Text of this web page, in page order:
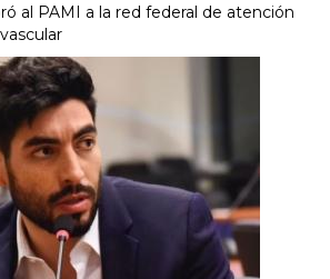
al PAMI a la red federal de atención